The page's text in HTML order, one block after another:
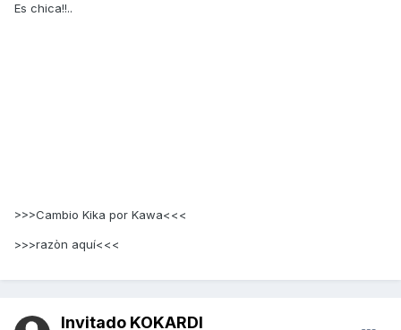
Es chica!!..
>>>Cambio Kika por Kawa<<<
>>>razòn aquí<<<
Invitado KOKARDI